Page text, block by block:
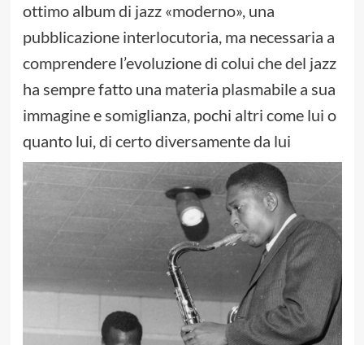
ottimo album di jazz «moderno», una
pubblicazione interlocutoria, ma necessaria a
comprendere l’evoluzione di colui che del jazz
ha sempre fatto una materia plasmabile a sua
immagine e somiglianza, pochi altri come lui o
quanto lui, di certo diversamente da lui